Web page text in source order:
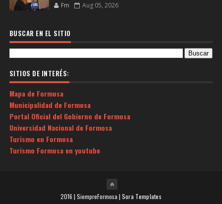
Fm Aug 05, 2026
BUSCAR EN EL SITIO
SITIOS DE INTERÉS:
Mapa de Formosa
Municipalidad de Formosa
Portal Oficial del Gobierno de Formosa
Universidad Nacional de Formosa
Turismo en Formosa
Turismo Formosa en youtube
2016 | SiempreFormosa | Sora Templates